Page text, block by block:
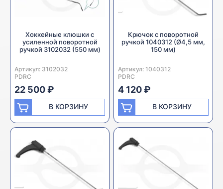
Хоккейные клюшки с
усиленной поворотной
ручкой 3102032 (550 мм)
Артикул: 3102032
Производитель:
PDRC
22 500 ₽
В КОРЗИНУ
Крючок с поворотной
ручкой 1040312 (Ø4,5 мм,
150 мм)
Артикул: 1040312
Производитель:
PDRC
4 120 ₽
В КОРЗИНУ